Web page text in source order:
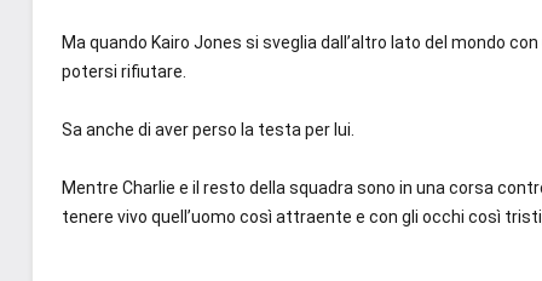
Ma quando Kairo Jones si sveglia dall’altro lato del mondo
potersi rifiutare.
Sa anche di aver perso la testa per lui.
Mentre Charlie e il resto della squadra sono in una corsa
tenere vivo quell’uomo così attraente e con gli occhi così